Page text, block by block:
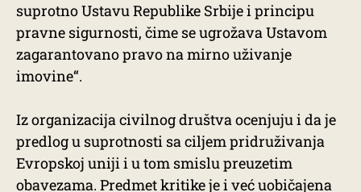
suprotno Ustavu Republike Srbije i principu
pravne sigurnosti, čime se ugrožava Ustavom
zagarantovano pravo na mirno uživanje
imovine“.
Iz organizacija civilnog društva ocenjuju i da je
predlog u suprotnosti sa ciljem pridruživanja
Evropskoj uniji i u tom smislu preuzetim
obavezama. Predmet kritike je i već uobičajena